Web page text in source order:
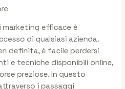
marketing efficace è
di qualsiasi azienda.
definita, è facile perdersi
e tecniche disponibili online,
preziose. In questo
i passaggi